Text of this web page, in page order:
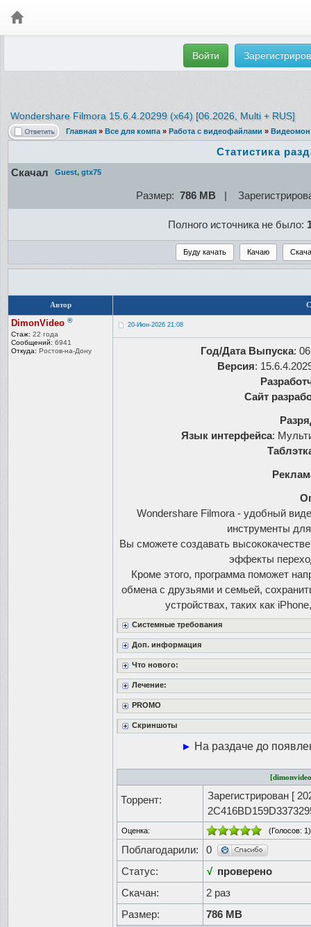
Войти
Wondershare Filmora 15.6.4.20299(x64) [06.2026, Multi + RUS]
Главная » Все для компа » Работа с видеофайлами »
Статистика
Скачал
Guest, gtx75
Размер: 786 MB |
Полного источника не было:
Автор
DimonVideo ®
Стаж: 22 года
Сообщений: 6941
Откуда: Ростов-на-Дону
20-Июн-2026 21:08
Год/Дата Выпуска:
Версия:
Сайт
Язык интерфейса:
Wondershare Filmora - удобный
инструменты
Вы сможете создавать
эффекты
Кроме этого, программа поможет
обмена с друзьями и семьей,
устройствах, таких как
Системные требования
Доп. информация
Что нового:
Лечение:
PROMO
Скриншоты
► На раздаче до
Торрент: Зарегистрирован [
Оценка: (Голосов: 1)
Поблагодарили:
0
Статус:
√ проверено
Скачан:
2 раз
Размер:
786 MB